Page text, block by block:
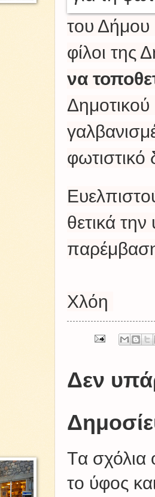
του Δήμου
φίλοι της
να
θετικά
Χλόη
Δεν
Tα σχόλια
το ύφος